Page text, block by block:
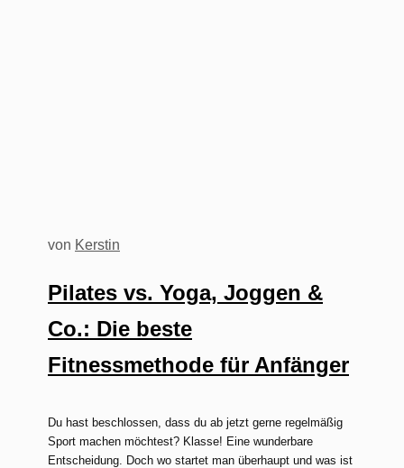
Pilates vs. Yoga, Joggen &
Co.: Die beste
Fitnessmethode für Anfänger
von Kerstin
Du hast beschlossen, dass du ab jetzt gerne regelmäßig
Sport machen möchtest? Klasse! Eine wunderbare
Entscheidung. Doch wo startet man überhaupt und was ist